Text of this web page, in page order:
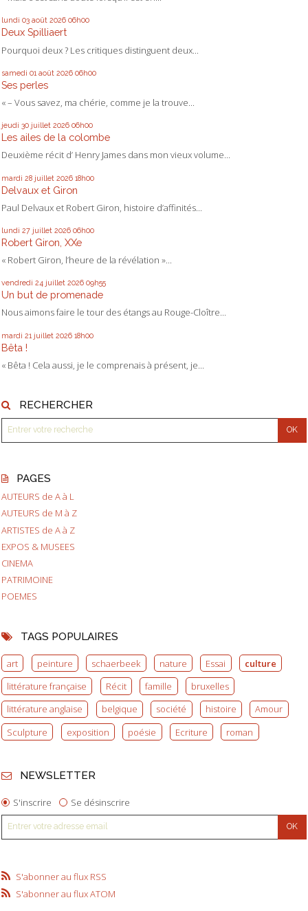
lundi 03 août 2026 06h00
Deux Spilliaert
Pourquoi deux ? Les critiques distinguent deux...
samedi 01 août 2026 06h00
Ses perles
« – Vous savez, ma chérie, comme je la trouve...
jeudi 30 juillet 2026 06h00
Les ailes de la colombe
Deuxième récit d’ Henry James dans mon vieux volume...
mardi 28 juillet 2026 18h00
Delvaux et Giron
Paul Delvaux et Robert Giron, histoire d’affinités...
lundi 27 juillet 2026 06h00
Robert Giron, XXe
« Robert Giron, l’heure de la révélation »...
vendredi 24 juillet 2026 09h55
Un but de promenade
Nous aimons faire le tour des étangs au Rouge-Cloître...
mardi 21 juillet 2026 18h00
Bêta !
« Bêta ! Cela aussi, je le comprenais à présent, je...
RECHERCHER
PAGES
AUTEURS de A à L
AUTEURS de M à Z
ARTISTES de A à Z
EXPOS & MUSEES
CINEMA
PATRIMOINE
POEMES
TAGS POPULAIRES
art peinture schaerbeek nature Essai
culture
littérature française
Récit famille
bruxelles
littérature anglaise
belgique société histoire
Amour
Sculpture
exposition poésie Ecriture roman
NEWSLETTER
S'inscrire Se désinscrire
S'abonner au flux RSS
S'abonner au flux ATOM